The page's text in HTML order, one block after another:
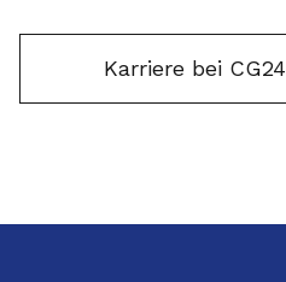
Karriere bei CG24